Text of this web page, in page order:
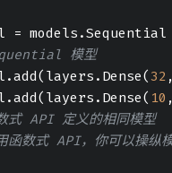
= models.Sequential
模型
32
10
式 API 定义的相同模型
函数式 API，你可以操纵